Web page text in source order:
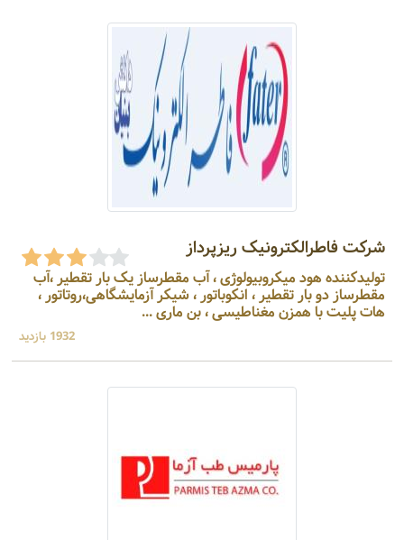
شرکت فاطرالکترونیک ریزپرداز
تولیدکننده هود میکروبیولوژی ، آب مقطرساز یک بار تقطیر ،آب
مقطرساز دو بار تقطیر ، انکوباتور ، شیکر آزمایشگاهی،روتاتور ،
هات پلیت با همزن مغناطیسی ، بن ماری ...
1932 بازدید